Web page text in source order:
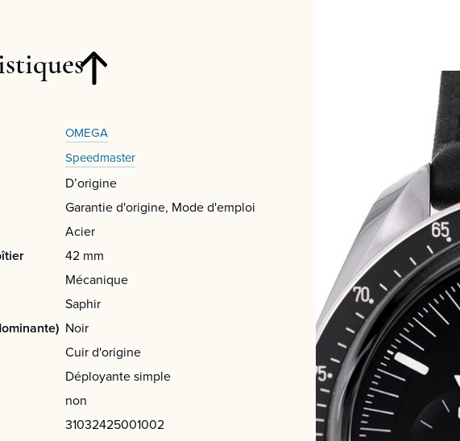
OMEGA
Speedmaster
D’origine
Garantie d'origine, Mode d'emploi
Acier
42 mm
Mécanique
Saphir
Noir
Cuir d'origine
Déployante simple
non
31032425001002